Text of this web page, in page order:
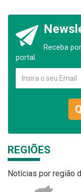
Receba
portal.
REGIÕES
Notícias por região